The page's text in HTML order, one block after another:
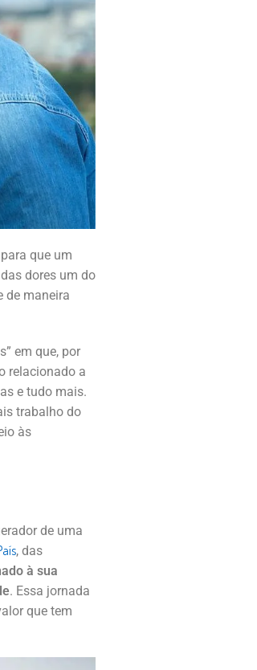
que um
dores um do
de maneira
em que, por
relacionado a
e tudo mais.
trabalho do
às
de uma
, das
à sua
. Essa jornada
que tem